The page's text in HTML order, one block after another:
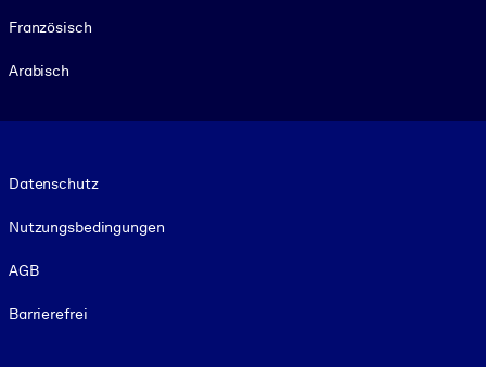
Französisch
Arabisch
Datenschutz
Nutzungsbedingungen
AGB
Barrierefrei